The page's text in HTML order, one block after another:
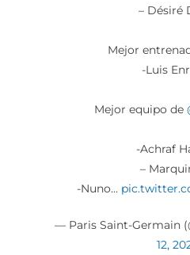
– Désiré
Mejor
-Luis
Mejor equipo de
-Achraf
–
-Nuno…
— Paris Saint-Germain
12,